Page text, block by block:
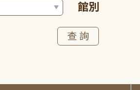
館別